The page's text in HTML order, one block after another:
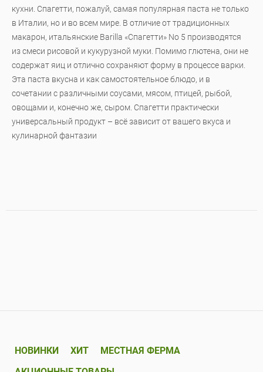
кухни. Спагетти, пожалуй, самая популярная паста не только
в Италии, но и во всем мире. В отличие от традиционных
макарон, итальянские Barilla «Спагетти» No 5 производятся
из смеси рисовой и кукурузной муки. Помимо глютена, они не
содержат яиц и отлично сохраняют форму в процессе варки.
Эта паста вкусна и как самостоятельное блюдо, и в
сочетании с различными соусами, мясом, птицей, рыбой,
овощами и, конечно же, сыром. Спагетти практически
универсальный продукт – всё зависит от вашего вкуса и
кулинарной фантазии
НОВИНКИ ХИТ
МЕСТНАЯ ФЕРМА